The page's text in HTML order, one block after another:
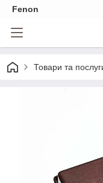
Fenon
Товари та